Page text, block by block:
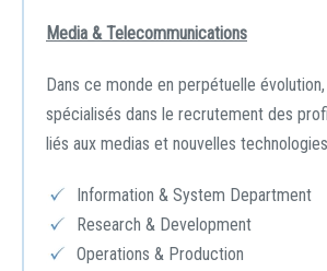
Media & Telecommunications
Dans ce monde en perpétuelle
spécialisés dans le recrutement des
liés aux medias et nouvelles
Information & System Department
Research & Development
Operations & Production